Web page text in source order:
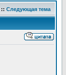
:: Следующая тема